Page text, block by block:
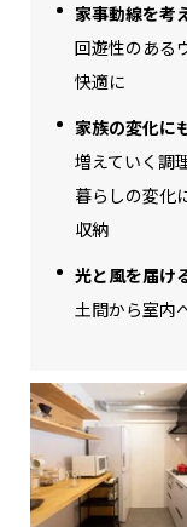
家事動線を考
回遊性のある
快適に
家族の変化に
増えていく調
暮らしの変化
収納
光と風を届け
土間から室内